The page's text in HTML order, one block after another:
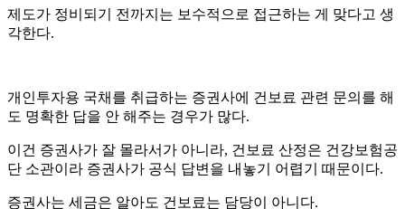
제도가 정비되기 전까지는 보수적으로 접근하는 게 맞다고 생
각한다.
개인투자용 국채를 취급하는 증권사에 건보료 관련 문의를 해
도 명확한 답을 안 해주는 경우가 많다.
이건 증권사가 잘 몰라서가 아니라, 건보료 산정은 건강보험공
단 소관이라 증권사가 공식 답변을 내놓기 어렵기 때문이다.
증권사는 세금은 알아도 건보료는 담당이 아니다.